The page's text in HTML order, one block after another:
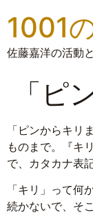
1001
佐藤嘉洋の活動
「ピ
「ピンからキ
ものまで。『キ
で、カタカナ表
「キリ」って
続かないで、そ